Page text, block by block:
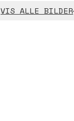
VIS ALLE BILDER